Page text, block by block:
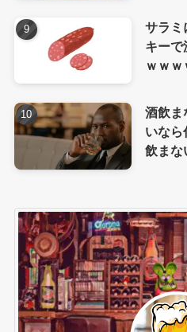
サラミ
キーで
ｗｗｗ
酒飲ま
いなら
飲まな